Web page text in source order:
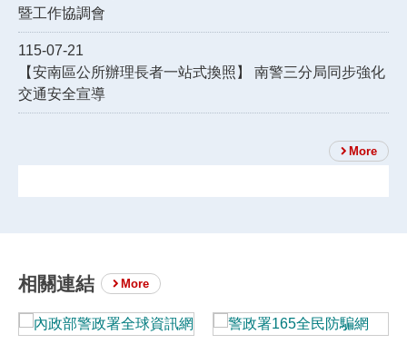
暨工作協調會
115-07-21
【安南區公所辦理長者一站式換照】 南警三分局同步強化
交通安全宣導
More
相關連結 More